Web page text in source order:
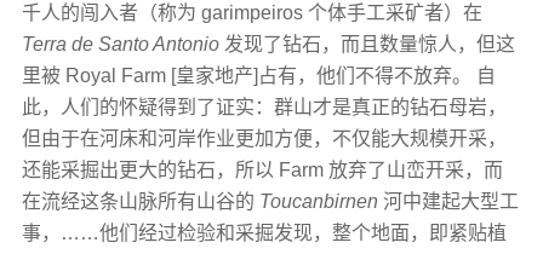
千人的闯入者（称为 garimpeiros 个体手工采矿者）在
Terra de Santo Antonio 发现了钻石，而且数量惊人，但这
里被 Royal Farm [皇家地产]占有，他们不得不放弃。 自
此，人们的怀疑得到了证实：群山才是真正的钻石母岩，
但由于在河床和河岸作业更加方便，不仅能大规模开采，
还能采掘出更大的钻石，所以 Farm 放弃了山峦开采，而
在流经这条山脉所有山谷的 Toucanbirnen 河中建起大型工
事，……他们经过检验和采掘发现，整个地面，即紧贴植